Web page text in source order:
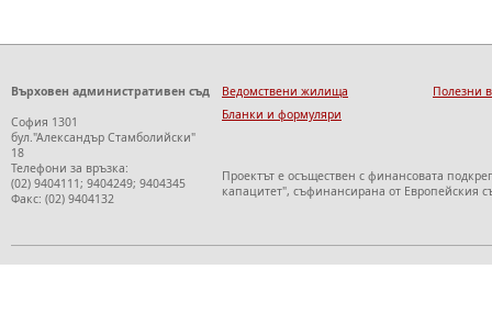
Върховен административен съд
София 1301
бул."Александър Стамболийски"
18
Телефони за връзка:
(02) 9404111; 9404249; 9404345
Факс: (02) 9404132
Ведомствени жилища
Бланки и формуляри
Полезни
Проектът е осъществен с финансовата
капацитет", съфинансирана от Европейския